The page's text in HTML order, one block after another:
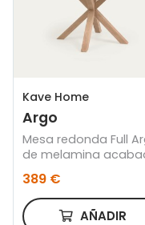
Kave Home
Argo
Mesa redonda Full
de melamina
efecto madera Ø 119
cm
389 €
AÑADIR